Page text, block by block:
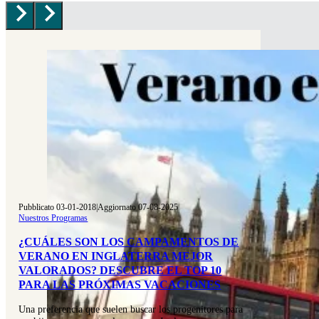
Pubblicato 03-01-2018|Aggiornato 07-08-2025
Nuestros Programas
¿CUÁLES SON LOS CAMPAMENTOS DE
VERANO EN INGLATERRA MEJOR
VALORADOS? DESCUBRE EL TOP 10
PARA LAS PRÓXIMAS VACACIONES
Una preferencia que suelen buscar los progenitores para